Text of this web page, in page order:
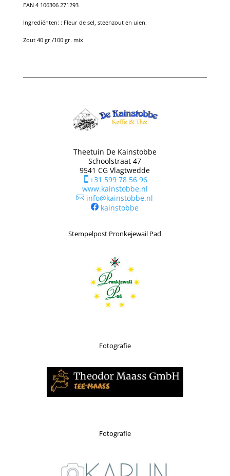
EAN 4 106306 271293
Ingrediënten: : Fleur de sel, steenzout en uien.
Zout 40 gr /100 gr. mix
Theetuin De Kainstobbe
Schoolstraat 47
9541 CG Vlagtwedde
+31 599 78 56 96
www.kainstobbe.nl
 info@kainstobbe.nl
kainstobbe
Stempelpost Pronkejewail Pad
Fotografie
Fotografie